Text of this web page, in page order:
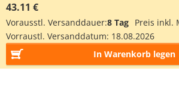
43.11 €
Vorausstl. Versanddauer:8 Tag Preis inkl.
Vorraustl. Versanddatum: 18.08.2026
In Warenkorb legen